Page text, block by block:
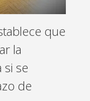
que
la
se
de